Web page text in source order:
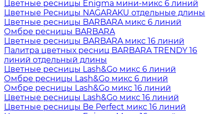
Цветные ресницы Enigma мини-микс 6 линий
Цветные Ресницы NAGARAKU отдельные длины
Цветные ресницы BARBARA микс 6 линий
Омбре ресницы BARBARA
Цветные ресницы BARBARA микс 16 линий
Палитра цветных ресниц BARBARA TRENDY 16
линий отдельный длины
Цветные ресницы Lash&Go микс 6 линий
Омбре ресницы Lash&Go микс 6 линий
Омбре ресницы Lash&Go микс 16 линий
Цветные ресницы Lash&Go микс 16 линий
Цветные ресницы Be Perfect микс 16 линий